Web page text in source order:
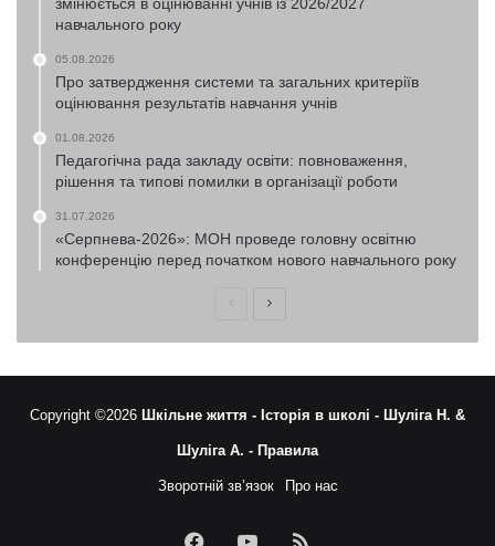
навчального року
05.08.2026
Про затвердження системи та загальних критеріїв
оцінювання результатів навчання учнів
01.08.2026
Педагогічна рада закладу освіти: повноваження,
рішення та типові помилки в організації роботи
31.07.2026
«Серпнева-2026»: МОН проведе головну освітню
конференцію перед початком нового навчального року
ПопередняНаступна
Copyright ©2026 Шкільне життя - Історія в школі - Шуліга Н. &
Шуліга А. - Правила
Зворотній зв’язок Про нас
FacebookYouTubeRSS